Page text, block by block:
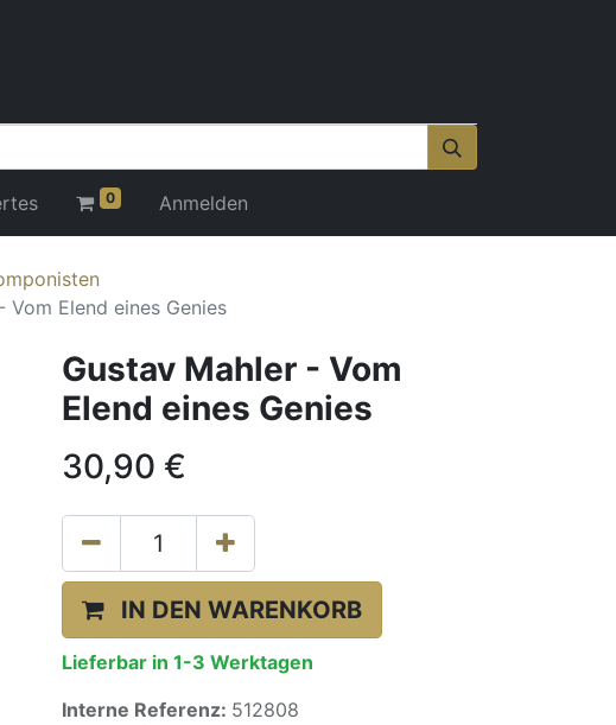
0 Anmelden
Vom Elend eines Genies
Gustav Mahler - Vom
Elend eines Genies
30,90 €
IN DEN WARENKORB
Lieferbar in 1-3 Werktagen
Interne Referenz: 512808